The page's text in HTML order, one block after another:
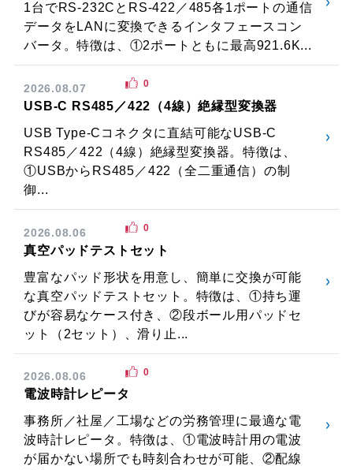
1台でRS-232CとRS-422／485各1ポートの通信
データをLANに変換できるインタフェースコン
バータ。特徴は、①2ポートともに最高921.6K...
2026.08.07
USB-C RS485／422（4線）絶縁型変換器
USB Type-Cコネクタに直結可能なUSB-C
RS485／422（4線）絶縁型変換器。特徴は、
①USBからRS485／422（全二重通信）の制
御...
0
2026.08.06
真空パッドテストセット
豊富なパッド形状を用意し、簡単に交換が可能
な真空パッドテストセット。特徴は、①持ち運
びが容易なケース付き、②段ボール用パッドセ
ット（2セット）、滑り止...
0
2026.08.06
電波時計レピータ
事務所／社屋／工場などの労務管理に最適な電
波時計レピータ。特徴は、①電波時計用の電波
が届かない場所でも時刻合わせが可能、②配線
0